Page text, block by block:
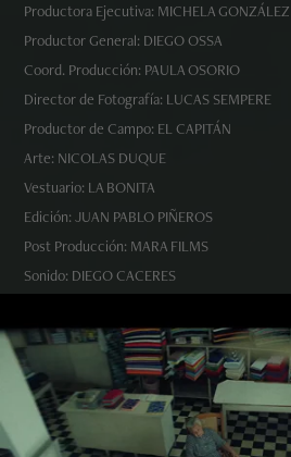
Productora Ejecutiva: MICHELA GONZÁLEZ
Productor General: DIEGO OSSA
Coord. Producción: PAULA OSORIO
Director de Fotografía: LUCAS SEMPERE
Productor de Campo: EL CAPITÁN
Arte: NICOLAS DUQUE
Vestuario: LA BONITA
Edición: JUAN PABLO PIÑEROS
Post Producción: MARA FILMS
Sonido: DIEGO CACERES